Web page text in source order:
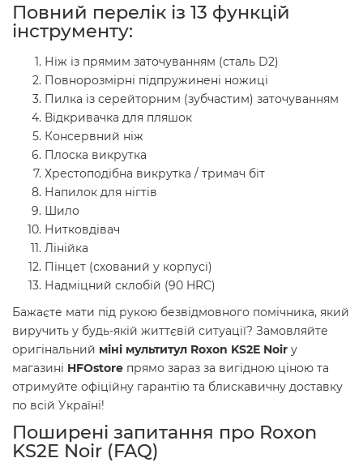
Повний перелік із 13 функцій
інструменту:
Ніж із прямим заточуванням (сталь D2)
Повнорозмірні підпружинені ножиці
Пилка із серейторним (зубчастим) заточуванням
Відкривачка для пляшок
Консервний ніж
Плоска викрутка
Хрестоподібна викрутка / тримач біт
Напилок для нігтів
Шило
Нитковдівач
Лінійка
Пінцет (схований у корпусі)
Надміцний склобій (90 HRC)
Бажаєте мати під рукою безвідмовного помічника, який
виручить у будь-якій життєвій ситуації? Замовляйте
оригінальний міні мультитул Roxon KS2E Noir у
магазині HFOstore прямо зараз за вигідною ціною та
отримуйте офіційну гарантію та блискавичну доставку
по всій Україні!
Поширені запитання про Roxon
KS2E Noir (FAQ)